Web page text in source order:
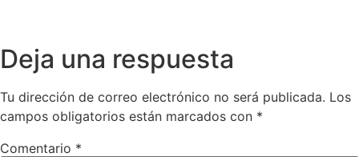
Deja una respuesta
Tu dirección de correo electrónico no será publicada. Los
campos obligatorios están marcados con *
Comentario *